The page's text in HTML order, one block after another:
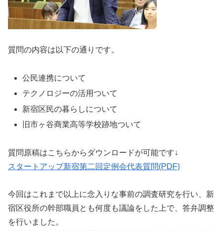
質問の内容は以下の通りです。
公民連携について
テクノロジーの活用ついて
新宿区民の暮らしについて
旧市ヶ谷商業高等学校跡地ついて
質問原稿はこちらからダウンロードが可能です↓
スタートアップ新宿第二回定例会代表質問(PDF)
今回はこれまで以上に念入りな事前の調査研究を行い、新
宿区役所の幹部職員とも何度も議論をした上で、答弁調整
を行いました。